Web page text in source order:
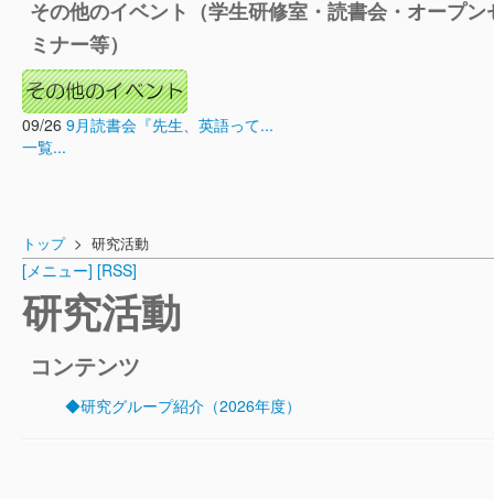
その他のイベント（学生研修室・読書会・オープン
ミナー等）
09/26 9月読書会『先生、英語って...
一覧...
トップ> 研究活動
[メニュー] [RSS]
研究活動
コンテンツ
◆研究グループ紹介（2026年度）